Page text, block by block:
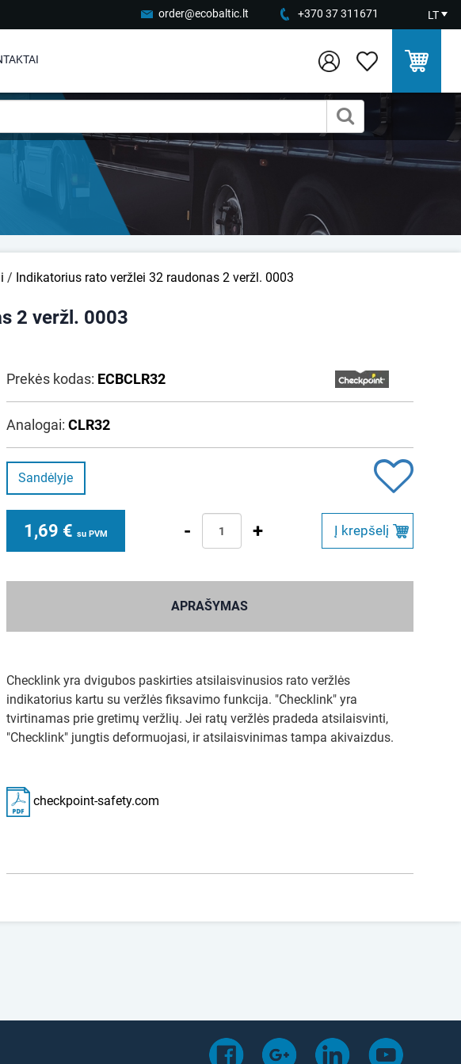
order@ecobaltic.lt +370 37 311671 LT
/ Indikatorius rato veržlei 32 raudonas 2 veržl. 0003
2 veržl. 0003
Prekės kodas: ECBCLR32
Analogai: CLR32
Sandėlyje
1,69 € su PVM - + Į krepšelį
APRAŠYMAS
Checklink yra dvigubos paskirties atsilaisvinusios rato veržlės
indikatorius kartu su veržlės fiksavimo funkcija. "Checklink" yra
tvirtinamas prie gretimų veržlių. Jei ratų veržlės pradeda atsilaisvinti,
"Checklink" jungtis deformuojasi, ir atsilaisvinimas tampa akivaizdus.
checkpoint-safety.com